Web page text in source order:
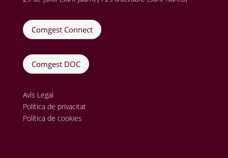
Comgest Connect
Comgest DOC
Avís Legal
Política de privacitat
Política de cookies